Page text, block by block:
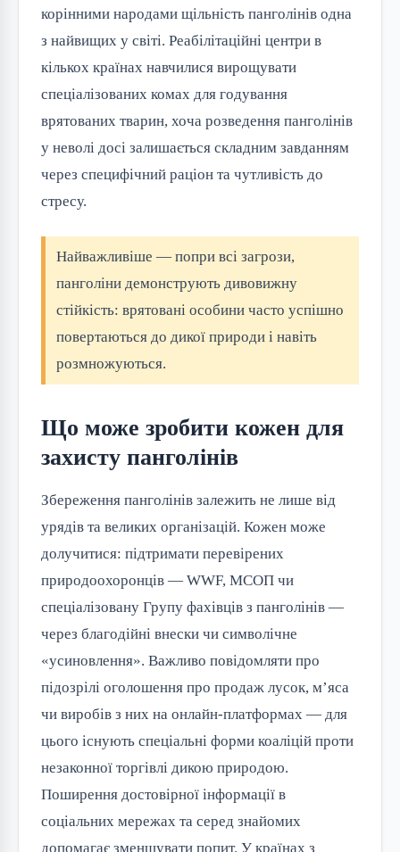
корінними народами щільність панголінів одна
з найвищих у світі. Реабілітаційні центри в
кількох країнах навчилися вирощувати
спеціалізованих комах для годування
врятованих тварин, хоча розведення панголінів
у неволі досі залишається складним завданням
через специфічний раціон та чутливість до
стресу.
Найважливіше — попри всі загрози,
панголіни демонструють дивовижну
стійкість: врятовані особини часто успішно
повертаються до дикої природи і навіть
розмножуються.
Що може зробити кожен для
захисту панголінів
Збереження панголінів залежить не лише від
урядів та великих організацій. Кожен може
долучитися: підтримати перевірених
природоохоронців — WWF, МСОП чи
спеціалізовану Групу фахівців з панголінів —
через благодійні внески чи символічне
«усиновлення». Важливо повідомляти про
підозрілі оголошення про продаж лусок, м’яса
чи виробів з них на онлайн-платформах — для
цього існують спеціальні форми коаліцій проти
незаконної торгівлі дикою природою.
Поширення достовірної інформації в
соціальних мережах та серед знайомих
допомагає зменшувати попит. У країнах з